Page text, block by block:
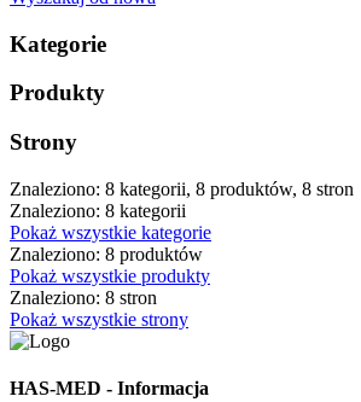
Kategorie
Produkty
Strony
Znaleziono: 8 kategorii, 8 produktów, 8 stron
Znaleziono: 8 kategorii
Pokaż wszystkie kategorie
Znaleziono: 8 produktów
Pokaż wszystkie produkty
Znaleziono: 8 stron
Pokaż wszystkie strony
HAS-MED - Informacja